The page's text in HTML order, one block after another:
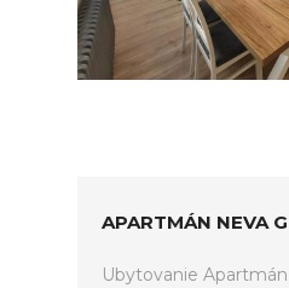
APARTMÁN NEVA
Ubytovanie